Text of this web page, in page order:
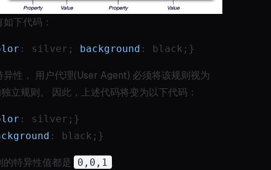
下代码：
: silver; background : black;}
异性， 用户代理(User Agent) 必须将该规则视为
独立规则。 因此，上述代码将变为以下代码：
: silver;}
: black;}
的特异性值都是 0,0,1